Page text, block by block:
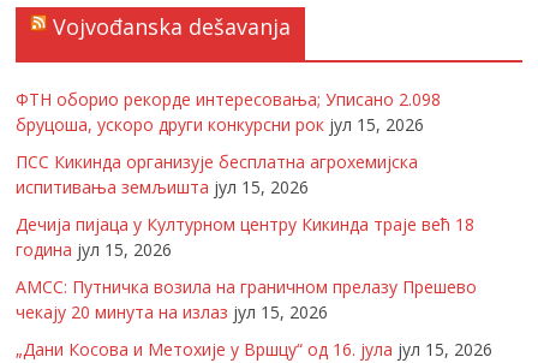
Vojvođanska dešavanja
ФТН оборио рекорде интересовања; Уписано 2.098
бруцоша, ускоро други конкурсни рок јул 15, 2026
ПСС Кикинда организује бесплатна агрохемијска
испитивања земљишта јул 15, 2026
Дечија пијаца у Културном центру Кикинда траје већ 18
година јул 15, 2026
АМСС: Путничка возила на граничном прелазу Прешево
чекају 20 минута на излаз јул 15, 2026
„Дани Косова и Метохије у Вршцу“ од 16. јула јул 15, 2026